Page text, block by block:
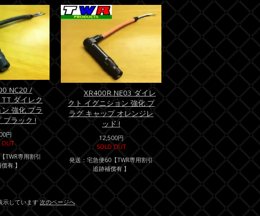
NC20 /
ダイレク
強化 プラ
ブラック !
円
OUT
TWR専用割引
有 】
XR400R NE03 ダイレ
クト イグニション 強化 プ
ラグ キャップ オレンジレ
ッド !
12,500円
SOLD OUT
発送：宅急便60【TWR専用割引
追跡補償有 】
示しています次のページへ